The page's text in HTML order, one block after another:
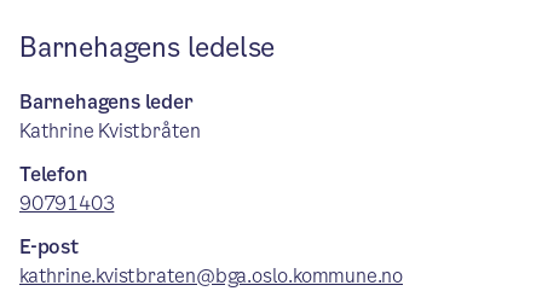
Barnehagens ledelse
Barnehagens leder
Kathrine Kvistbråten
Telefon
90791403
E-post
kathrine.kvistbraten@bga.oslo.kommune.no